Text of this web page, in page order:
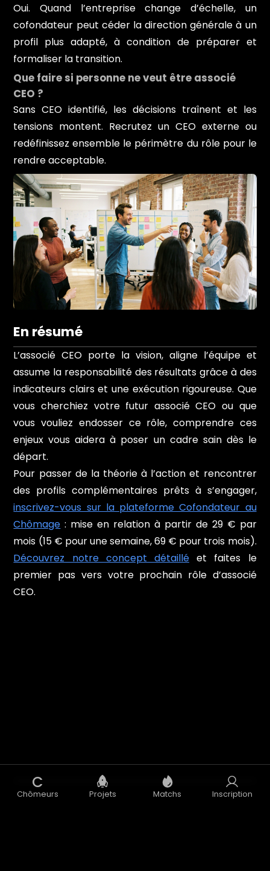
Oui. Quand l’entreprise change d’échelle, un
cofondateur peut céder la direction générale à un
profil plus adapté, à condition de préparer et
formaliser la transition.
Que faire si personne ne veut être associé
CEO ?
Sans CEO identifié, les décisions traînent et les
tensions montent. Recrutez un CEO externe ou
redéfinissez ensemble le périmètre du rôle pour le
rendre acceptable.
En résumé
L’associé CEO porte la vision, aligne l’équipe et
assume la responsabilité des résultats grâce à des
indicateurs clairs et une exécution rigoureuse. Que
vous cherchiez votre futur associé CEO ou que
vous vouliez endosser ce rôle, comprendre ces
enjeux vous aidera à poser un cadre sain dès le
départ.
Pour passer de la théorie à l’action et rencontrer
des profils complémentaires prêts à s’engager,
inscrivez-vous sur la plateforme Cofondateur au
Chômage : mise en relation à partir de 29 € par
mois (15 € pour une semaine, 69 € pour trois mois).
Découvrez notre concept détaillé et faites le
premier pas vers votre prochain rôle d’associé
CEO.
C
Chômeurs Projets Matchs Inscription